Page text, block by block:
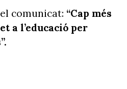
comunicat: “Cap més
a l’educació per